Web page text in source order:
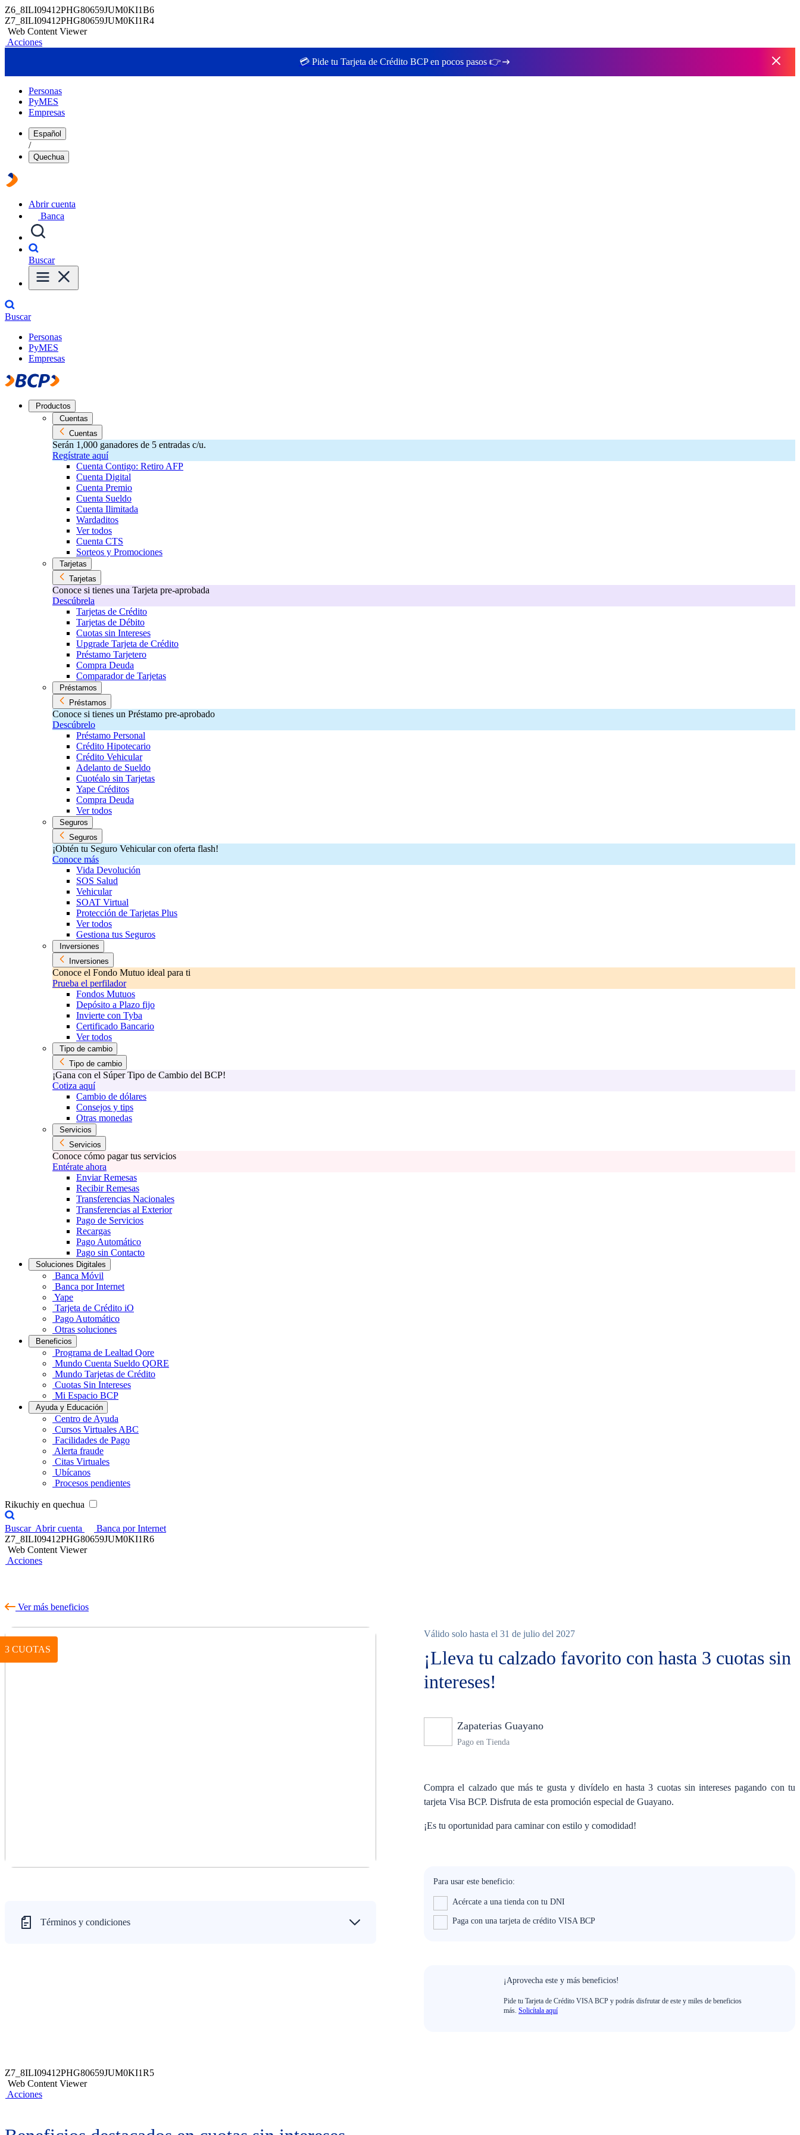
Z6_8ILI09412PHG80659JUM0KI1B6
Z7_8ILI09412PHG80659JUM0KI1R4
Web Content Viewer
Acciones
💳 Pide tu Tarjeta de Crédito BCP en pocos pasos 👉
Personas
PyMES
Empresas
Español
/
Quechua
Abrir cuenta
Banca
Buscar
Buscar
Personas
PyMES
Empresas
Productos
Cuentas
Cuentas
Serán 1,000 ganadores de 5 entradas c/u.
Regístrate aquí
Cuenta Contigo: Retiro AFP
Cuenta Digital
Cuenta Premio
Cuenta Sueldo
Cuenta Ilimitada
Wardaditos
Ver todos
Cuenta CTS
Sorteos y Promociones
Tarjetas
Tarjetas
Conoce si tienes una Tarjeta pre-aprobada
Descúbrela
Tarjetas de Crédito
Tarjetas de Débito
Cuotas sin Intereses
Upgrade Tarjeta de Crédito
Préstamo Tarjetero
Compra Deuda
Comparador de Tarjetas
Préstamos
Préstamos
Conoce si tienes un Préstamo pre-aprobado
Descúbrelo
Préstamo Personal
Crédito Hipotecario
Crédito Vehicular
Adelanto de Sueldo
Cuotéalo sin Tarjetas
Yape Créditos
Compra Deuda
Ver todos
Seguros
Seguros
¡Obtén tu Seguro Vehicular con oferta flash!
Conoce más
Vida Devolución
SOS Salud
Vehicular
SOAT Virtual
Protección de Tarjetas Plus
Ver todos
Gestiona tus Seguros
Inversiones
Inversiones
Conoce el Fondo Mutuo ideal para ti
Prueba el perfilador
Fondos Mutuos
Depósito a Plazo fijo
Invierte con Tyba
Certificado Bancario
Ver todos
Tipo de cambio
Tipo de cambio
¡Gana con el Súper Tipo de Cambio del BCP!
Cotiza aquí
Cambio de dólares
Consejos y tips
Otras monedas
Servicios
Servicios
Conoce cómo pagar tus servicios
Entérate ahora
Enviar Remesas
Recibir Remesas
Transferencias Nacionales
Transferencias al Exterior
Pago de Servicios
Recargas
Pago Automático
Pago sin Contacto
Soluciones Digitales
Banca Móvil
Banca por Internet
Yape
Tarjeta de Crédito iO
Pago Automático
Otras soluciones
Beneficios
Programa de Lealtad Qore
Mundo Cuenta Sueldo QORE
Mundo Tarjetas de Crédito
Cuotas Sin Intereses
Mi Espacio BCP
Ayuda y Educación
Centro de Ayuda
Cursos Virtuales ABC
Facilidades de Pago
Alerta fraude
Citas Virtuales
Ubícanos
Procesos pendientes
Rikuchiy en quechua
Buscar Abrir cuenta
Banca por Internet
Z7_8ILI09412PHG80659JUM0KI1R6
Web Content Viewer
Acciones
Ver más beneficios
3 CUOTAS
Términos y condiciones
Válido solo hasta el 31 de julio del 2027
¡Lleva tu calzado favorito con hasta 3 cuotas sin
intereses!
Zapaterias Guayano
Pago en Tienda
Compra el calzado que más te gusta y divídelo en hasta 3 cuotas sin intereses pagando con tu
tarjeta Visa BCP. Disfruta de esta promoción especial de Guayano.
¡Es tu oportunidad para caminar con estilo y comodidad!
Para usar este beneficio:
Acércate a una tienda con tu DNI
Paga con una tarjeta de crédito VISA BCP
¡Aprovecha este y más beneficios!
Pide tu Tarjeta de Crédito VISA BCP y podrás disfrutar de este y miles de beneficios
más. Solicítala aquí
Z7_8ILI09412PHG80659JUM0KI1R5
Web Content Viewer
Acciones